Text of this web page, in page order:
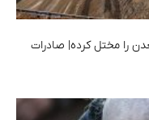
را مختل کرده| صادرات